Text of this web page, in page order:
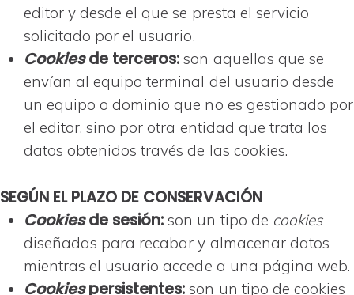
editor y desde el que se presta el servicio
solicitado por el usuario.
Cookies de terceros: son aquellas que se
envían al equipo terminal del usuario desde
un equipo o dominio que no es gestionado por
el editor, sino por otra entidad que trata los
datos obtenidos través de las cookies.
SEGÚN EL PLAZO DE CONSERVACIÓN
Cookiesde sesión: son un tipo de cookies
diseñadas para recabar y almacenar datos
mientras el usuario accede a una página web.
Cookiespersistentes: son un tipo de cookies